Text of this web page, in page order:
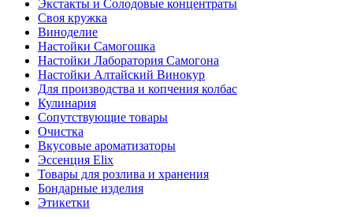
Экстакты и Солодовые концентраты
Своя кружка
Виноделие
Настойки Самогошка
Настойки Лаборатория Самогона
Настойки Алтайский Винокур
Для производства и копчения колбас
Кулинария
Сопутствующие товары
Очистка
Вкусовые ароматизаторы
Эссенция Elix
Товары для розлива и хранения
Бондарные изделия
Этикетки